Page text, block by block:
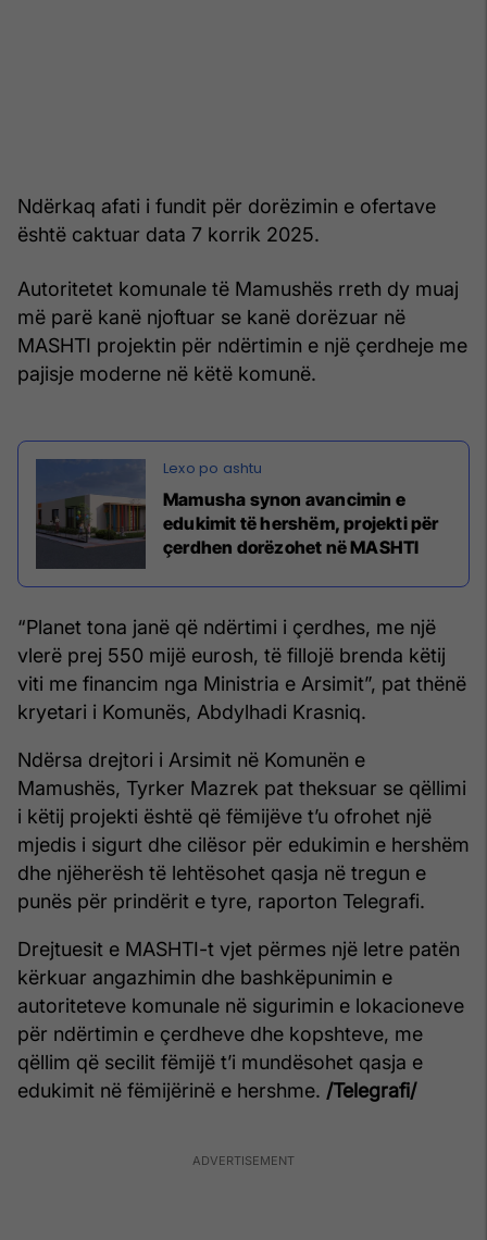
Ndërkaq afati i fundit për dorëzimin e ofertave
është caktuar data 7 korrik 2025.
Autoritetet komunale të Mamushës rreth dy muaj
më parë kanë njoftuar se kanë dorëzuar në
MASHTI projektin për ndërtimin e një çerdheje me
pajisje moderne në këtë komunë.
Mamusha synon avancimin e
edukimit të hershëm, projekti për
çerdhen dorëzohet në MASHTI
“Planet tona janë që ndërtimi i çerdhes, me një
vlerë prej 550 mijë eurosh, të fillojë brenda këtij
viti me financim nga Ministria e Arsimit”, pat thënë
kryetari i Komunës, Abdylhadi Krasniq.
Ndërsa drejtori i Arsimit në Komunën e
Mamushës, Tyrker Mazrek pat theksuar se qëllimi
i këtij projekti është që fëmijëve t’u ofrohet një
mjedis i sigurt dhe cilësor për edukimin e hershëm
dhe njëherësh të lehtësohet qasja në tregun e
punës për prindërit e tyre, raporton Telegrafi.
Drejtuesit e MASHTI-t vjet përmes një letre patën
kërkuar angazhimin dhe bashkëpunimin e
autoriteteve komunale në sigurimin e lokacioneve
për ndërtimin e çerdheve dhe kopshteve, me
qëllim që secilit fëmijë t’i mundësohet qasja e
edukimit në fëmijërinë e hershme. /Telegrafi/